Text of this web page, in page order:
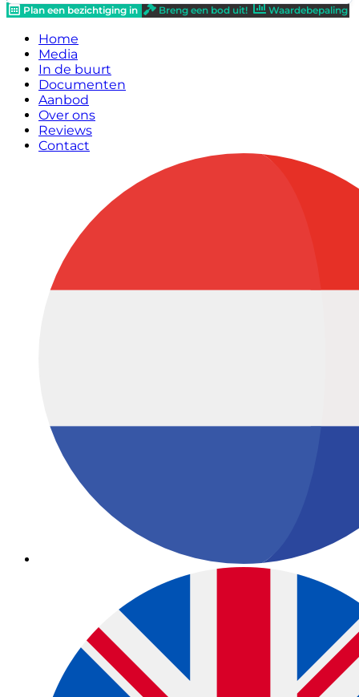
Plan een bezichtiging in
Breng een bod uit! Waardebepaling
Home
Media
In de buurt
Documenten
Aanbod
Over ons
Reviews
Contact